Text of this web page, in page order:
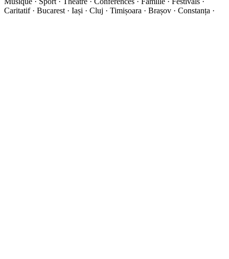
Caritatif · Bucarest · Iași · Cluj · Timișoara · Brașov · Constanța ·